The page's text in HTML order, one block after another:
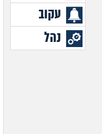
עקוב
נהל